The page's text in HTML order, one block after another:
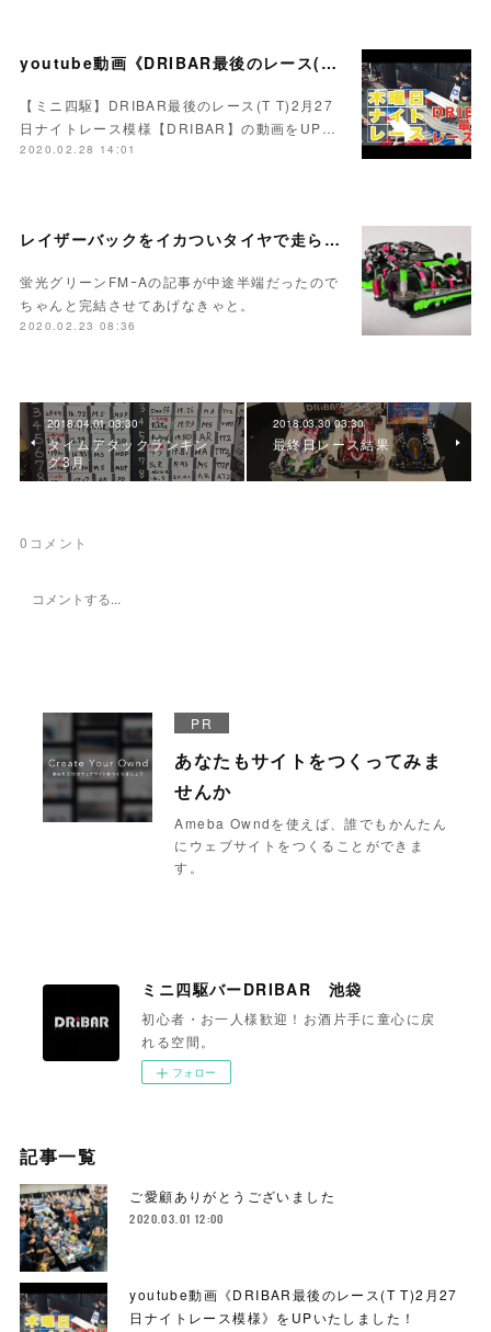
youtube動画《DRIBAR最後のレース(T T)2月27日ナイトレース模様》をUPいたしました！
【ミニ四駆】DRIBAR最後のレース(T T)2月27
日ナイトレース模様【DRIBAR】の動画をUP…
2020.02.28 14:01
レイザーバックをイカついタイヤで走らせたいや
蛍光グリーンFMｰAの記事が中途半端だったので
ちゃんと完結させてあげなきゃと。
2020.02.23 08:36
2018.04.01 03:30
タイムアタックランキン
グ3月
2018.03.30 03:30
最終日レース結果
0 コメント
PR
あなたもサイトをつくってみま
せんか
Ameba Owndを使えば、誰でもかんたん
にウェブサイトをつくることができま
す。
ミニ四駆バーDRIBAR 池袋
初心者・お一人様歓迎！お酒片手に童心に戻
れる空間。
フォロー
記事一覧
ご愛顧ありがとうございました
2020.03.01 12:00
youtube動画《DRIBAR最後のレース(T T)2月27
日ナイトレース模様》をUPいたしました！